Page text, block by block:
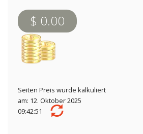
$ 0.00
Seiten Preis wurde kalkuliert
am: 12. Oktober 2025
09:42:51